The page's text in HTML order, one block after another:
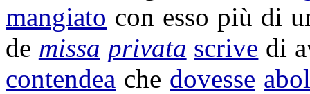
mangiato con esso più di
de missa privata scrive di
contendea che dovesse